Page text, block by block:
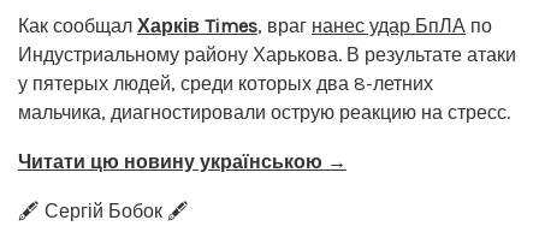
Как сообщал Харків Times, враг нанес удар БпЛА по
Индустриальному району Харькова. В результате атаки
у пятерых людей, среди которых два 8-летних
мальчика, диагностировали острую реакцию на стресс.
Читати цю новину українською →
🖋️ Сергій Бобок 🖋️